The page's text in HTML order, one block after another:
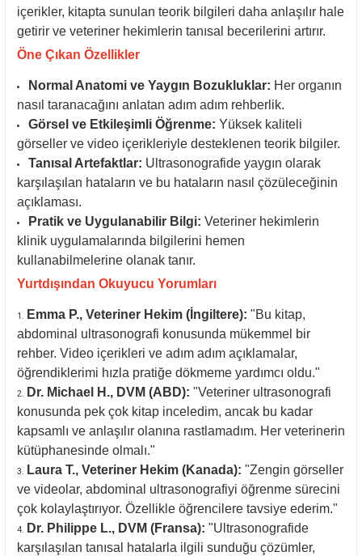
içerikler, kitapta sunulan teorik bilgileri daha anlaşılır hale
getirir ve veteriner hekimlerin tanısal becerilerini artırır.
Öne Çıkan Özellikler
Normal Anatomi ve Yaygın Bozukluklar: Her organın
nasıl taranacağını anlatan adım adım rehberlik.
Görsel ve Etkileşimli Öğrenme: Yüksek kaliteli
görseller ve video içerikleriyle desteklenen teorik bilgiler.
Tanısal Artefaktlar: Ultrasonografide yaygın olarak
karşılaşılan hataların ve bu hataların nasıl çözüleceğinin
açıklaması.
Pratik ve Uygulanabilir Bilgi: Veteriner hekimlerin
klinik uygulamalarında bilgilerini hemen
kullanabilmelerine olanak tanır.
Yurtdışından Okuyucu Yorumları
Emma P., Veteriner Hekim (İngiltere): "Bu kitap,
abdominal ultrasonografi konusunda mükemmel bir
rehber. Video içerikleri ve adım adım açıklamalar,
öğrendiklerimi hızla pratiğe dökmeme yardımcı oldu."
Dr. Michael H., DVM (ABD): "Veteriner ultrasonografi
konusunda pek çok kitap inceledim, ancak bu kadar
kapsamlı ve anlaşılır olanına rastlamadım. Her veterinerin
kütüphanesinde olmalı."
Laura T., Veteriner Hekim (Kanada): "Zengin görseller
ve videolar, abdominal ultrasonografiyi öğrenme sürecini
çok kolaylaştırıyor. Özellikle öğrencilere tavsiye ederim."
Dr. Philippe L., DVM (Fransa): "Ultrasonografide
karşılaşılan tanısal hatalarla ilgili sunduğu çözümler,